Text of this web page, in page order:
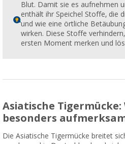
Blut. Damit sie es aufnehmen
enthält ihr Speichel Stoffe, die
und wie eine örtliche
wirken. Diese Stoffe
ersten Moment merken und
Asiatische
besonders
Die Asiatische Tigermücke breitet